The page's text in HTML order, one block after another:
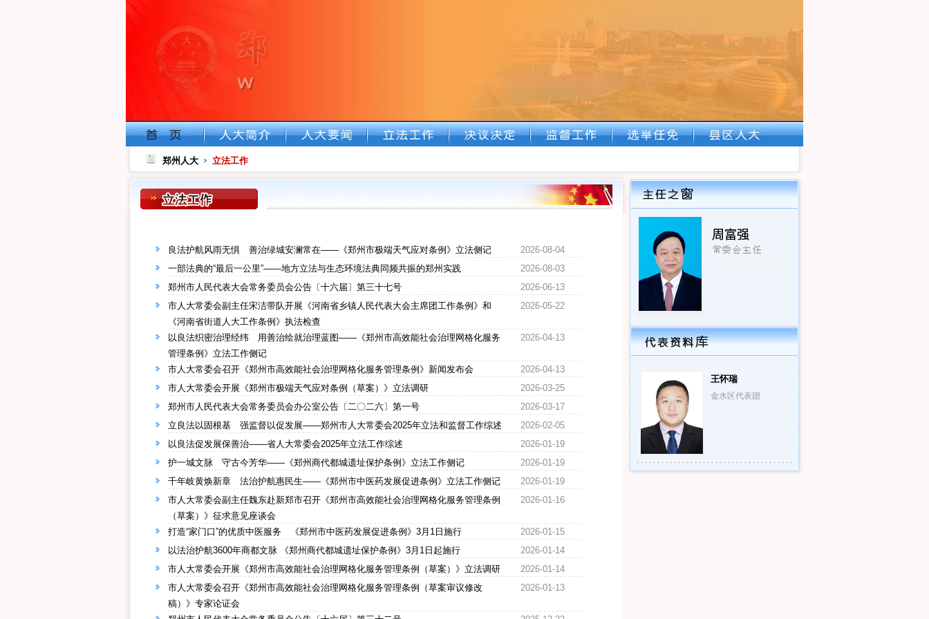
郑州人大 立法工作
良法护航风雨无惧 善治绿城安澜常在——《郑州市极端天气应对条例》立法侧记
2026-08-04
一部法典的“最后一公里”——地方立法与生态环境法典同频共振的郑州实践
2026-08-03
郑州市人民代表大会常务委员会公告〔十六届〕第三十七号
2026-06-13
市人大常委会副主任宋洁带队开展《河南省乡镇人民代表大会主席团工作条例》和
《河南省街道人大工作条例》执法检查
2026-05-22
以良法织密治理经纬 用善治绘就治理蓝图——《郑州市高效能社会治理网格化服务
管理条例》立法工作侧记
2026-04-13
市人大常委会召开《郑州市高效能社会治理网格化服务管理条例》新闻发布会
2026-04-13
市人大常委会开展《郑州市极端天气应对条例（草案）》立法调研
2026-03-25
郑州市人民代表大会常务委员会办公室公告〔二〇二六〕第一号
2026-03-17
立良法以固根基 强监督以促发展——郑州市人大常委会2025年立法和监督工作综述
2026-02-05
以良法促发展保善治——省人大常委会2025年立法工作综述
2026-01-19
护一城文脉 守古今芳华——《郑州商代都城遗址保护条例》立法工作侧记
2026-01-19
千年岐黄焕新章 法治护航惠民生——《郑州市中医药发展促进条例》立法工作侧记
2026-01-19
市人大常委会副主任魏东赴新郑市召开《郑州市高效能社会治理网格化服务管理条例
（草案）》征求意见座谈会
2026-01-16
打造“家门口”的优质中医服务 《郑州市中医药发展促进条例》3月1日施行
2026-01-15
以法治护航3600年商都文脉 《郑州商代都城遗址保护条例》3月1日起施行
2026-01-14
市人大常委会开展《郑州市高效能社会治理网格化服务管理条例（草案）》立法调研
2026-01-14
市人大常委会召开《郑州市高效能社会治理网格化服务管理条例（草案审议修改
稿）》专家论证会
2026-01-13
王怀瑞
金水区代表团